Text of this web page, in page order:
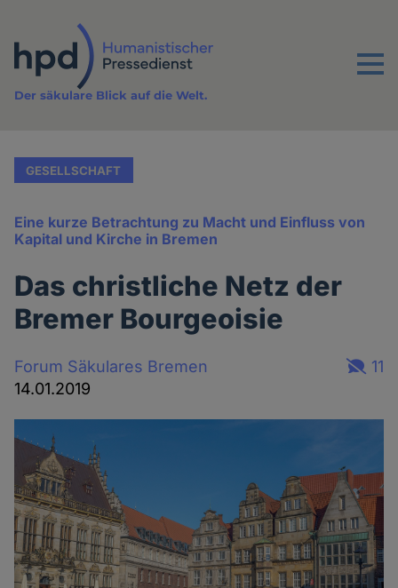
Inhalt
Menu
Der säkulare Blick auf die Welt.
GESELLSCHAFT
Eine kurze Betrachtung zu Macht und Einfluss von
Kapital und Kirche in Bremen
Das christliche Netz der
Bremer Bourgeoisie
Forum Säkulares Bremen
14.01.2019
11